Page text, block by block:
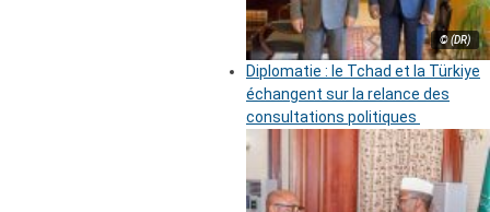
© (DR)
Diplomatie : le Tchad et la Türkiye
échangent sur la relance des
consultations politiques